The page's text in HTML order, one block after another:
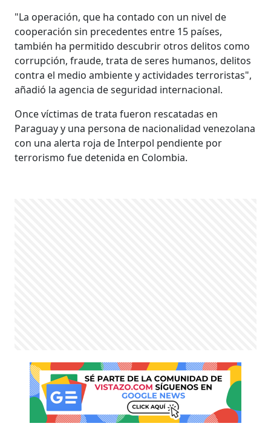
"La operación, que ha contado con un nivel de
cooperación sin precedentes entre 15 países,
también ha permitido descubrir otros delitos como
corrupción, fraude, trata de seres humanos, delitos
contra el medio ambiente y actividades terroristas",
añadió la agencia de seguridad internacional.
Once víctimas de trata fueron rescatadas en
Paraguay y una persona de nacionalidad venezolana
con una alerta roja de Interpol pendiente por
terrorismo fue detenida en Colombia.